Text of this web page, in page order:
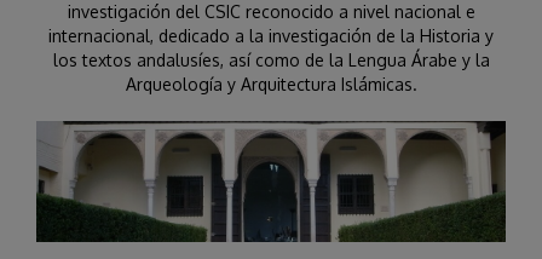
investigación del CSIC reconocido a nivel nacional e
internacional, dedicado a la investigación de la Historia y
los textos andalusíes, así como de la Lengua Árabe y la
Arqueología y Arquitectura Islámicas.